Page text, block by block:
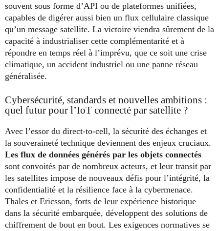
souvent sous forme d’API ou de plateformes unifiées,
capables de digérer aussi bien un flux cellulaire classique
qu’un message satellite. La victoire viendra sûrement de la
capacité à industrialiser cette complémentarité et à
répondre en temps réel à l’imprévu, que ce soit une crise
climatique, un accident industriel ou une panne réseau
généralisée.
Cybersécurité, standards et nouvelles ambitions :
quel futur pour l’IoT connecté par satellite ?
Avec l’essor du direct-to-cell, la sécurité des échanges et
la souveraineté technique deviennent des enjeux cruciaux.
Les flux de données générés par les objets connectés
sont convoités par de nombreux acteurs, et leur transit par
les satellites impose de nouveaux défis pour l’intégrité, la
confidentialité et la résilience face à la cybermenace.
Thales et Ericsson, forts de leur expérience historique
dans la sécurité embarquée, développent des solutions de
chiffrement de bout en bout. Les exigences normatives se